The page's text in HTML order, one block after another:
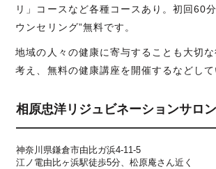
リ」コースなど各種コースあり。初回60
ウンセリング”無料です。
地域の人々の健康に寄与することも大切
考え、無料の健康講座を開催するなどして
相原忠洋リジュビネーションサロ
神奈川県鎌倉市由比ガ浜4-11-5
江ノ電由比ヶ浜駅徒歩5分、松原庵さん近く